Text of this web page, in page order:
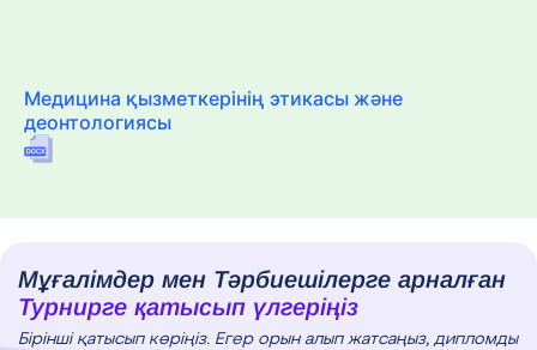
Медицина қызметкерінің этикасы және
деонтологиясы
Мұғалімдер мен Тәрбиешілерге арналған
Турнирге қатысып үлгеріңіз
Бірінші қатысып көріңіз. Егер орын алып жатсаңыз, дипломды